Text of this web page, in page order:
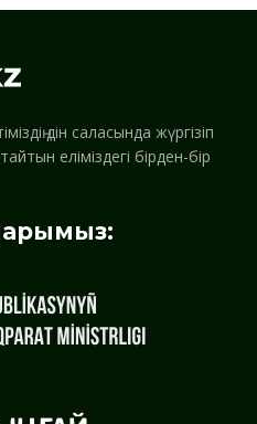
дін саласында жүргізіп
еліміздегі бірден-бір